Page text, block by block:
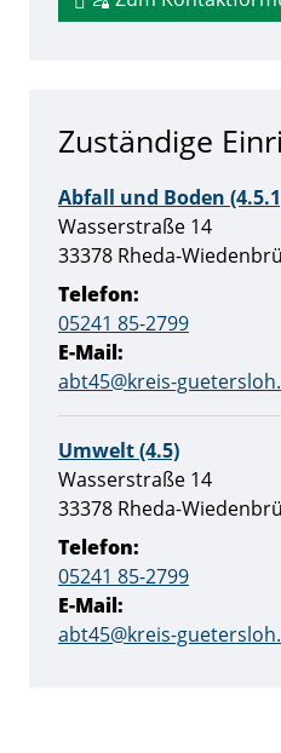
Zuständige
Abfall und Boden
Straße:
Wasserstraße 14
PLZ:
33378 Ort:
Rheda-
Telefon:
05241 85-2799
E-Mail:
abt45@kreis-
Umwelt (4.5)
Straße:
Wasserstraße 14
PLZ:
33378 Ort:
Rheda-
Telefon:
05241 85-2799
E-Mail:
abt45@kreis-